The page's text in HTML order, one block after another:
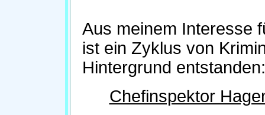
Aus meinem Interesse
ist ein Zyklus von
Hintergrund entstanden:
Chefinspektor